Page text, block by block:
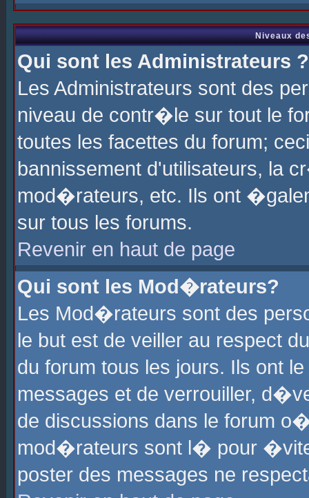
Niveaux
Qui sont les Administrateurs ?
Les Administrateurs sont des
niveau de contr�le sur tout le
toutes les facettes du forum;
bannissement d'utilisateurs, la
mod�rateurs, etc. Ils ont
sur tous les forums.
Revenir en haut de page
Qui sont les Mod�rateurs?
Les Mod�rateurs sont des
le but est de veiller au respect
du forum tous les jours. Ils ont
messages et de verrouiller,
de discussions dans le forum
mod�rateurs sont l� pour
poster des messages ne